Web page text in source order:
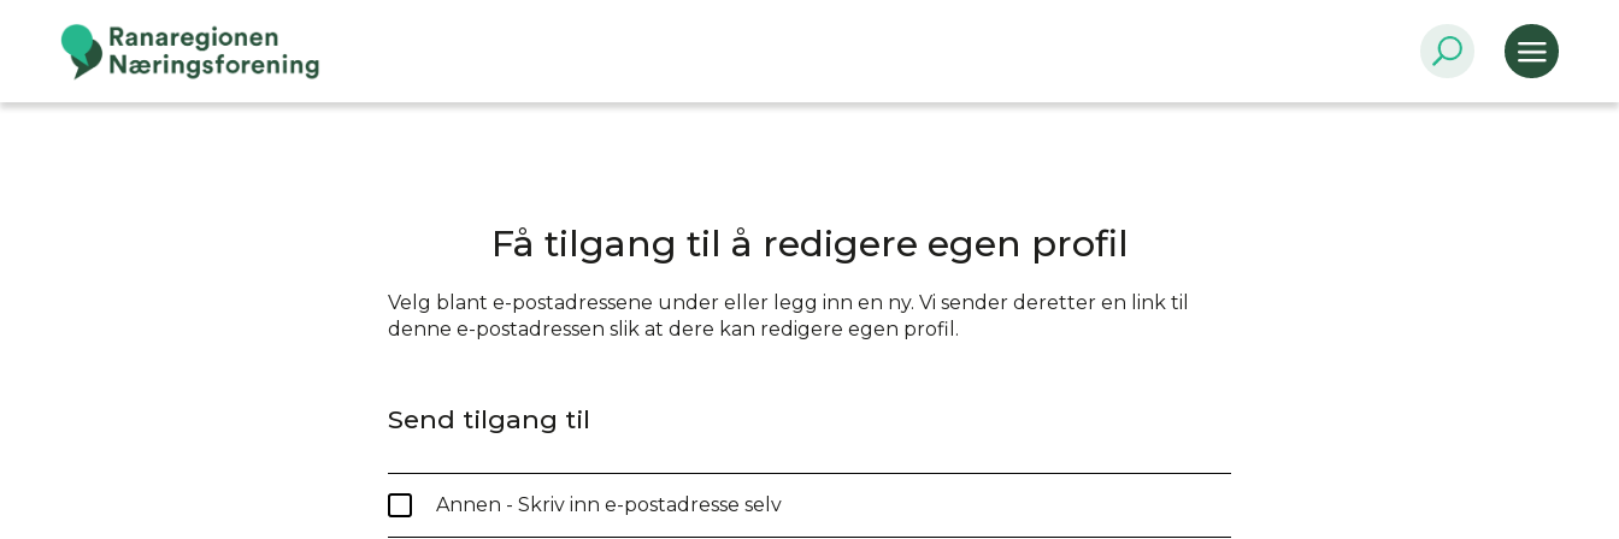
Få tilgang til å redigere egen profil
Velg blant e-postadressene under eller legg inn en ny. Vi sender deretter en link til
denne e-postadressen slik at dere kan redigere egen profil.
Send tilgang til
Annen - Skriv inn e-postadresse selv